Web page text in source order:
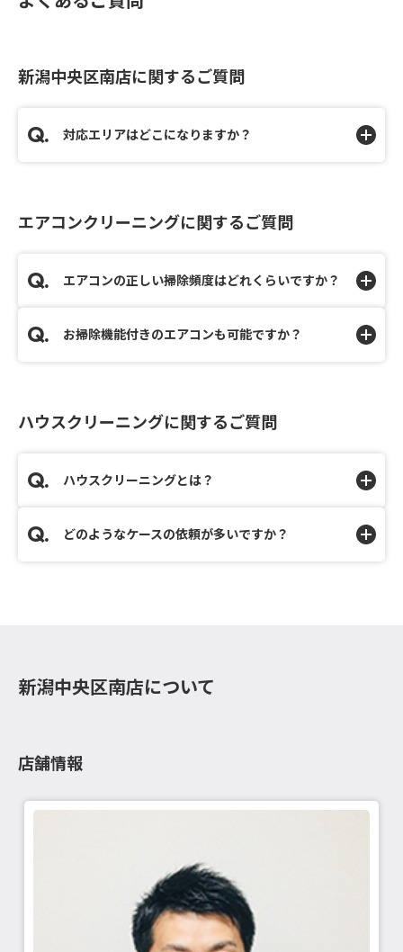
新潟中央区南店に関するご質問
対応エリアはどこになりますか？
エアコンクリーニングに関するご質問
エアコンの正しい掃除頻度はどれくらいですか？
お掃除機能付きのエアコンも可能ですか？
ハウスクリーニングに関するご質問
ハウスクリーニングとは？
どのようなケースの依頼が多いですか？
新潟中央区南店について
店舗情報